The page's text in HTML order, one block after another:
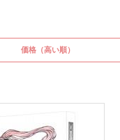
価格（高い順）